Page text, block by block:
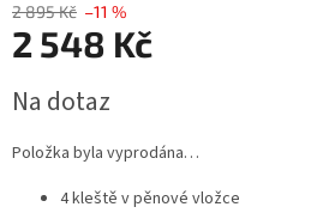
2 895 Kč –11 %
2 548 Kč
cena:
Na dotaz
Položka byla vyprodána…
4 kleště v pěnové vložce